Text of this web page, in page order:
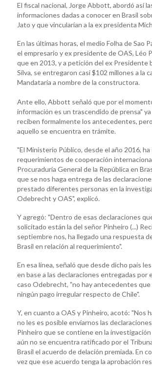
El fiscal nacional, Jorge Abbott, abordó así
informaciones dadas a conocer en Brasil
Jato y que vincularían a la ex presidenta
En las últimas horas, el medio Folha de Sao
el empresario y ex presidente de OAS, Léo
que en 2013, y a petición del ex Presidente
Silva, se entregaron casi $102 millones a la
Mandataria a nombre de la constructora.
Ante ello, Abbott señaló que por el
información es un trascendido de prensa"
reciben formalmente los antecedentes,
aquello se encuentra en trámite.
"El Ministerio Público, desde el año 2016,
requerimientos de cooperación
Procuraduría General de la República en
que se nos haga entrega de las
prestado diferentes personas en la
Odebrecht y OAS", explicó.
Y agregó: "Dentro de esas declaraciones
solicitado están la del señor Pinheiro (...)
septiembre nos, ha llegado una respuesta
Brasil en relación al requerimiento".
En esa línea, señaló que desde dicho país
en base a las declaraciones entregadas por
caso Odebrecht, "no hay antecedentes que
ningún pago irregular respecto de Chile".
Y, en cuanto a OAS y Pinheiro, acotó: "Nos
no les es posible enviarnos las
Pinheiro que se contiene en la
aún no se encuentra ratificado por el
Brasil el acuerdo de delación premiada. En
vez que ese acuerdo tenga la aprobación